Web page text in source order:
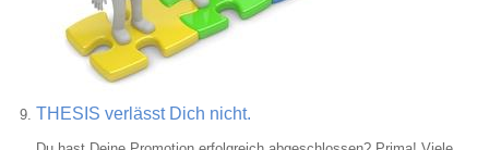
THESIS verlässt Dich nicht.